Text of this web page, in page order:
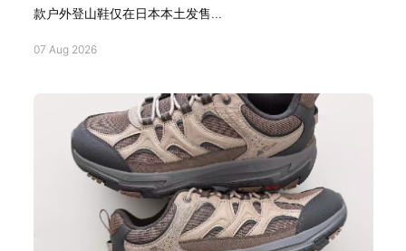
款户外登山鞋仅在日本本土发售...
07 Aug 2026